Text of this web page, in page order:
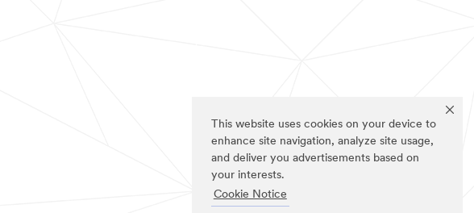
This website uses cookies on your device to
enhance site navigation, analyze site usage,
and deliver you advertisements based on
your interests.
Cookie Notice